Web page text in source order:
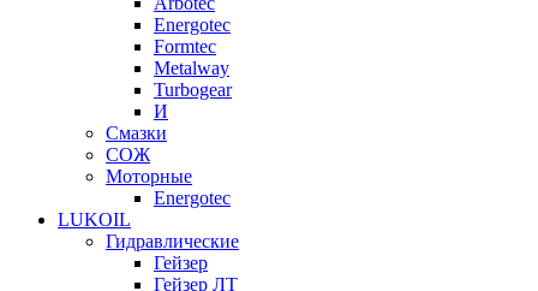
Energotec
Formtec
Metalway
Turbogear
И
Смазки
СОЖ
Моторные
Energotec
LUKOIL
Гидравлические
Гейзер
Гейзер ЛТ